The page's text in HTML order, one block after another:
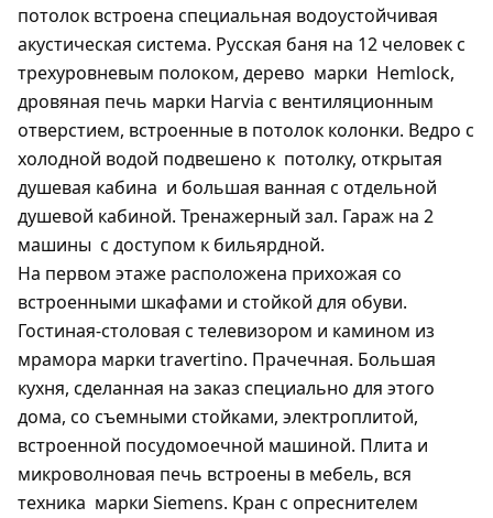
потолок встроена специальная водоустойчивая
акустическая система. Русская баня на 12 человек с
трехуровневым полоком, дерево марки Hemlock,
дровяная печь марки Harvia с вентиляционным
отверстием, встроенные в потолок колонки. Ведро с
холодной водой подвешено к потолку, открытая
душевая кабина и большая ванная с отдельной
душевой кабиной. Тренажерный зал. Гараж на 2
машины с доступом к бильярдной.
На первом этаже расположена прихожая со
встроенными шкафами и стойкой для обуви.
Гостиная-столовая с телевизором и камином из
мрамора марки travertino. Прачечная. Большая
кухня, сделанная на заказ специально для этого
дома, со съемными стойками, электроплитой,
встроенной посудомоечной машиной. Плита и
микроволновая печь встроены в мебель, вся
техника марки Siemens. Кран с опреснителем